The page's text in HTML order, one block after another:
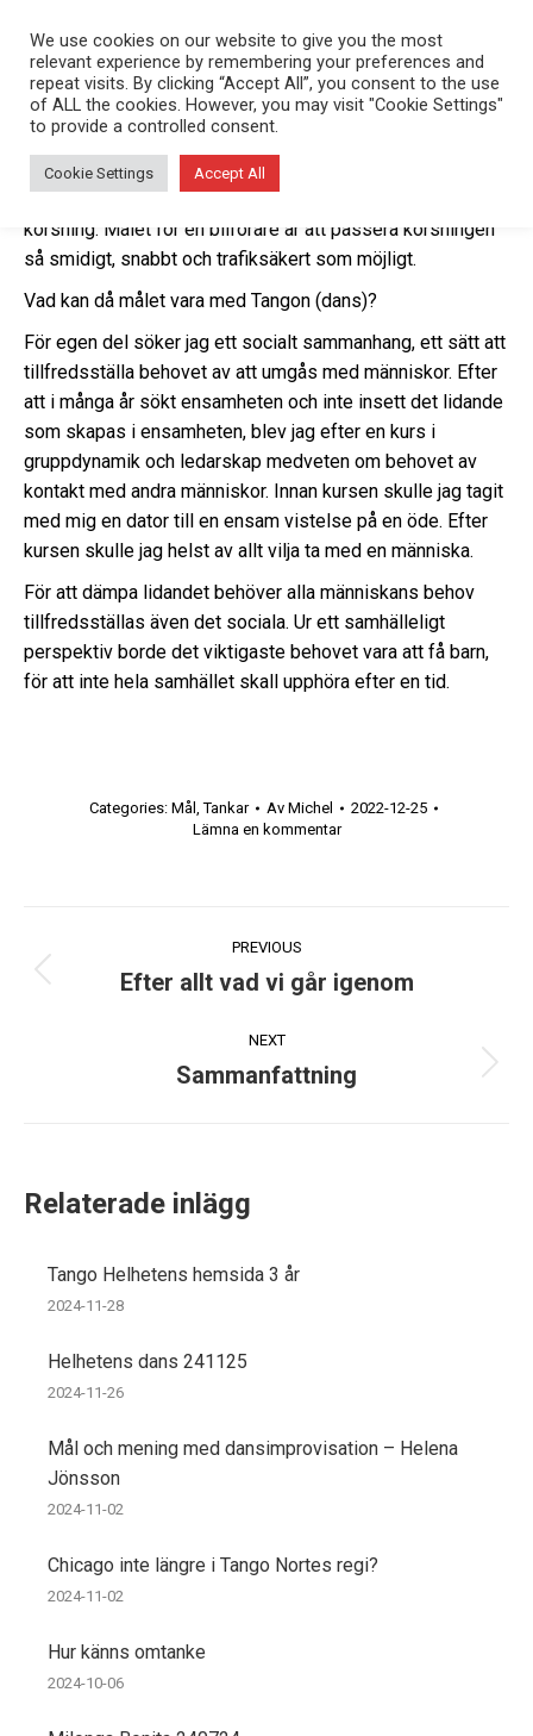
En oreglerad korsning i staden är mindre effektiv på att
släppa igenom trafik på ett trafiksäkert sätt än en reglerad
korsning. Målet för en bilförare är att passera korsningen
så smidigt, snabbt och trafiksäkert som möjligt.
Vad kan då målet vara med Tangon (dans)?
För egen del söker jag ett socialt sammanhang, ett sätt att
tillfredsställa behovet av att umgås med människor. Efter
att i många år sökt ensamheten och inte insett det lidande
som skapas i ensamheten, blev jag efter en kurs i
gruppdynamik och ledarskap medveten om behovet av
kontakt med andra människor. Innan kursen skulle jag tagit
med mig en dator till en ensam vistelse på en öde. Efter
kursen skulle jag helst av allt vilja ta med en människa.
För att dämpa lidandet behöver alla människans behov
tillfredsställas även det sociala. Ur ett samhälleligt
perspektiv borde det viktigaste behovet vara att få barn,
för att inte hela samhället skall upphöra efter en tid.
Categories: Mål ,Tankar Av Michel
2022-12-25
Lämna en kommentar
navigation
PREVIOUS
Previous
Efter allt vad vi går igenom
NEXT
Next
Sammanfattning
Relaterade inlägg
Tango Helhetens hemsida 3 år
2024-11-28
Helhetens dans 241125
2024-11-26
Mål och mening med dansimprovisation – Helena
Jönsson
2024-11-02
Chicago inte längre i Tango Nortes regi?
2024-11-02
Hur känns omtanke
2024-10-06
We use cookies on our website to give you the most
relevant experience by remembering your preferences and
repeat visits. By clicking “Accept All”, you consent to the use
of ALL the cookies. However, you may visit "Cookie Settings"
to provide a controlled consent.
Cookie Settings Accept All